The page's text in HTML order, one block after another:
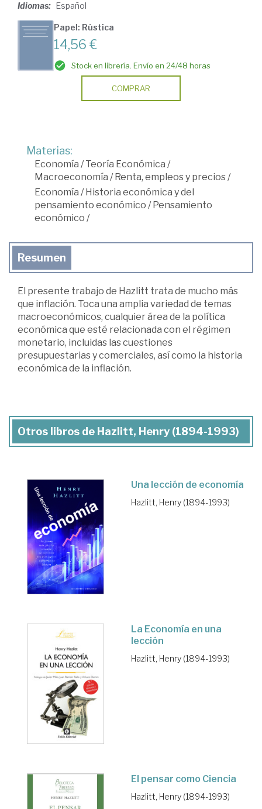
Idiomas: Español
Papel: Rústica
14,56 €
Stock en librería. Envío en 24/48 horas
COMPRAR
Materias:
Economía /Teoría Económica /
Macroeconomía / Renta, empleos y precios/
Economía / Historia económica y del
pensamiento económico / Pensamiento
económico /
Resumen
El presente trabajo de Hazlitt trata de mucho más
que inflación. Toca una amplia variedad de temas
macroeconómicos, cualquier área de la política
económica que esté relacionada con el régimen
monetario, incluidas las cuestiones
presupuestarias y comerciales, así como la historia
económica de la inflación.
Otros libros de Hazlitt, Henry (1894-1993)
Una lección de economía
Hazlitt, Henry (1894-1993)
La Economía en una
lección
Hazlitt, Henry (1894-1993)
El pensar como Ciencia
Hazlitt, Henry (1894-1993)